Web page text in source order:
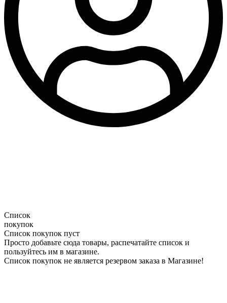
Список
покупок
Список покупок пуст
Просто добавьте сюда товары, распечатайте список и
пользуйтесь им в магазине.
Список покупок не является резервом заказа в Магазине!